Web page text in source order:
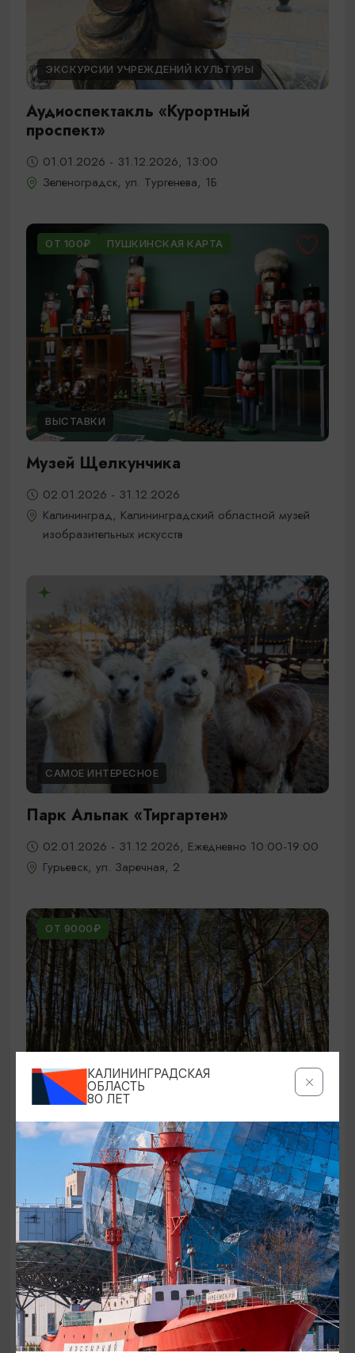
ЭКСКУРСИИ УЧРЕЖДЕНИЙ КУЛЬТУРЫ
Аудиоспектакль «Курортный
проспект»
01.01.2026 - 31.12.2026, 13:00
Зеленоградск, ул. Тургенева, 1Б
ОТ 100₽ ПУШКИНСКАЯ КАРТА
ВЫСТАВКИ
Музей Щелкунчика
02.01.2026 - 31.12.2026
Калининград, Калининградский областной музей
изобразительных искусств
САМОЕ ИНТЕРЕСНОЕ
Парк Альпак «Тиргартен»
02.01.2026 - 31.12.2026, Ежедневно 10:00-19:00
Гурьевск, ул. Заречная, 2
ОТ 9000₽
ЭКСКУРСИИ УЧРЕЖДЕНИЙ КУЛЬТУРЫ
Аудиоспектакль «Истории Куршской
косы»
01.02.2026 - 31.12.2026, 13:00
Куршская коса
ОТ 2500₽
КАЛИНИНГРАДСКАЯ
ОБЛАСТЬ
80 ЛЕТ